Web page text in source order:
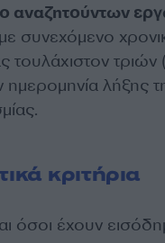
αναζητούντων
συνεχόμενο
τουλάχιστον
ημερομηνία λήξης
κριτήρια
όσοι έχουν